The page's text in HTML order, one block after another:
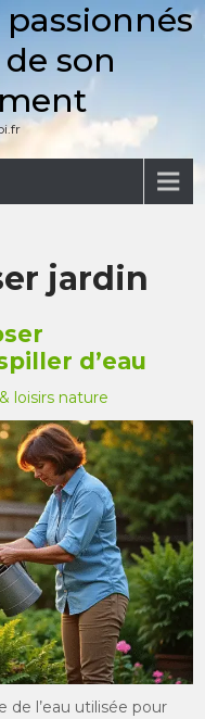
son
jardin
d’eau
loisirs nature
de l’eau utilisée pour